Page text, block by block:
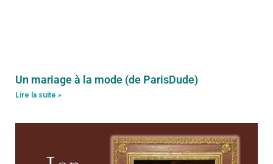
Un mariage à la mode (de ParisDude)
Lire la suite »